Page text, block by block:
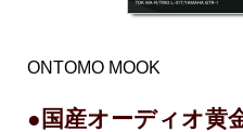
ONTOMO MOOK
●国産オーディオ黄